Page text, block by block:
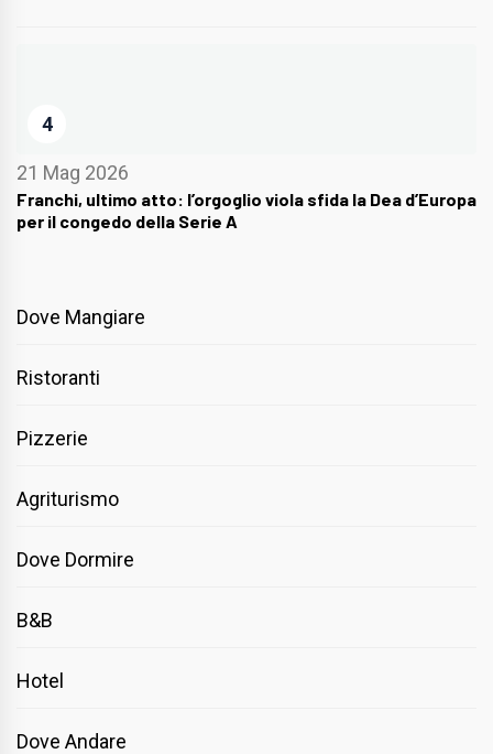
4
21 Mag 2026
Franchi, ultimo atto: l’orgoglio viola sfida la Dea d’Europa
per il congedo della Serie A
Dove Mangiare
Ristoranti
Pizzerie
Agriturismo
Dove Dormire
B&B
Hotel
Dove Andare